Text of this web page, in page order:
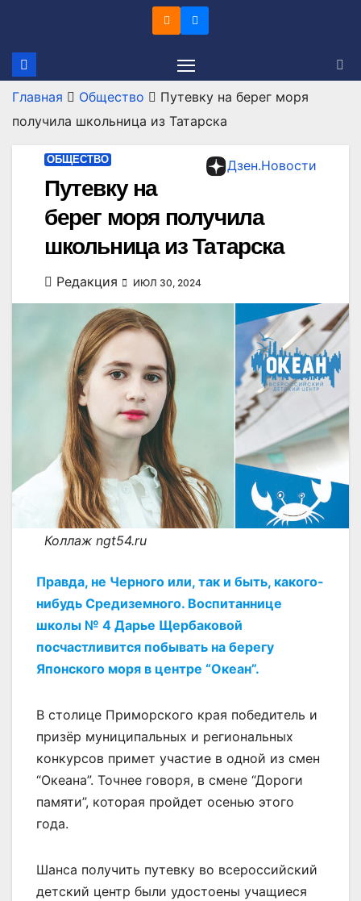
содержимому
Главная Общество
Путевку на берег моря
получила школьница из Татарска
Дзен.Новости
ОБЩЕСТВО
Путевку на
берег моря получила
школьница из Татарска
Редакция ИЮЛ 30, 2024
Коллаж ngt54.ru
Правда, не Черного или, так и быть, какого-
нибудь Средиземного. Воспитаннице
школы № 4 Дарье Щербаковой
посчастливится побывать на берегу
Японского моря в центре “Океан”.
В столице Приморского края победитель и
призёр муниципальных и региональных
конкурсов примет участие в одной из смен
“Океана”. Точнее говоря, в смене “Дороги
памяти”, которая пройдет осенью этого
года.
Шанса получить путевку во всероссийский
детский центр были удостоены учащиеся